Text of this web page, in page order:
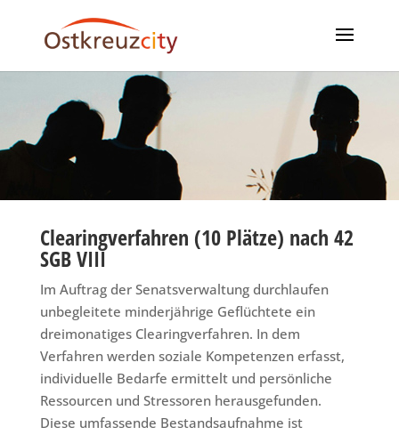
Clearingverfahren (10 Plätze) nach 42
SGB VIII
Im Auftrag der Senatsverwaltung durchlaufen
unbegleitete minderjährige Geflüchtete ein
dreimonatiges Clearingverfahren. In dem
Verfahren werden soziale Kompetenzen erfasst,
individuelle Bedarfe ermittelt und persönliche
Ressourcen und Stressoren herausgefunden.
Diese umfassende Bestandsaufnahme ist